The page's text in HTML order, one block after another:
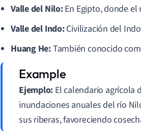
Valle del Nilo:En Egipto, donde
Valle del Indo:Civilización del
Huang He:También conocido
Ejemplo: El calendario agrícola
inundaciones anuales del río
sus riberas, favoreciendo